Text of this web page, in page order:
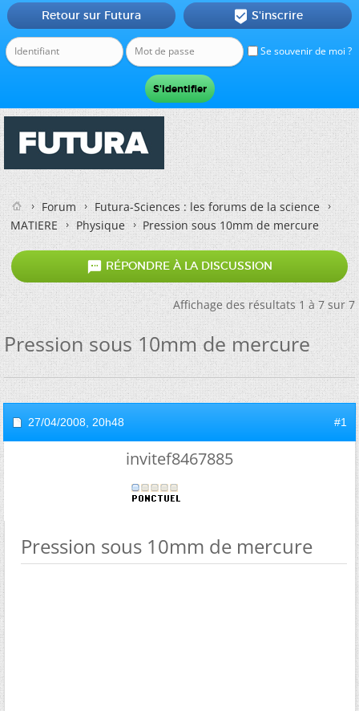
Se souvenir de moi ?
Retour sur Futura  S'inscrire
Forum
Futura-Sciences : les forums de la science
MATIERE
Physique Pression sous 10mm de mercure
 RÉPONDRE À LA DISCUSSION
Affichage des résultats 1 à 7 sur 7
Pression sous 10mm de mercure
27/04/2008, 20h48 #1
invitef8467885
Pression sous 10mm de mercure